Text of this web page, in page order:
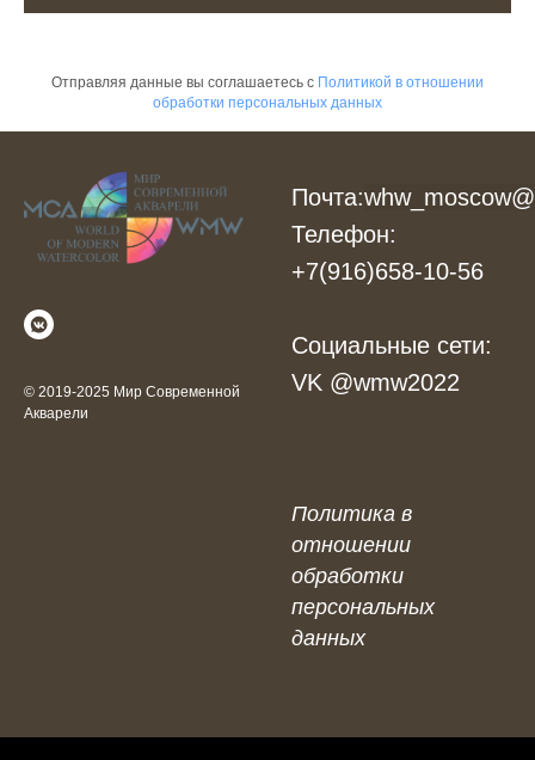
Отправляя данные вы соглашаетесь с Политикой в отношении
обработки персональных данных
© 2019-2025 Мир Современной
Акварели
Почта:
Телефон:
+7(916)658-10-56
Социальные сети:
VK @wmw2022
Политика в
отношении
обработки
персональных
данных